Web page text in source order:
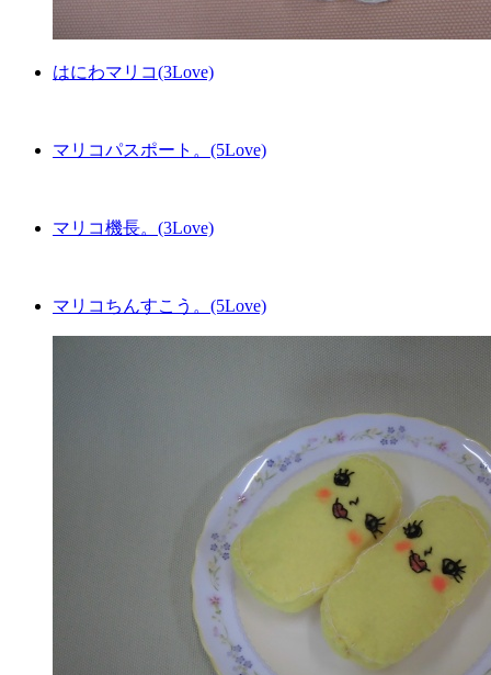
はにわマリコ(3Love)
マリコパスポート。(5Love)
マリコ機長。(3Love)
マリコちんすこう。(5Love)